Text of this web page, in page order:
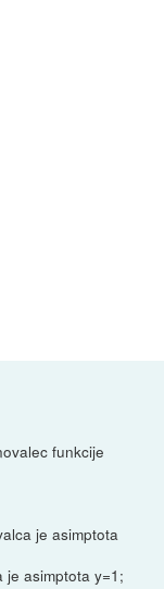
funkcije
je asimptota
je asimptota y=1;